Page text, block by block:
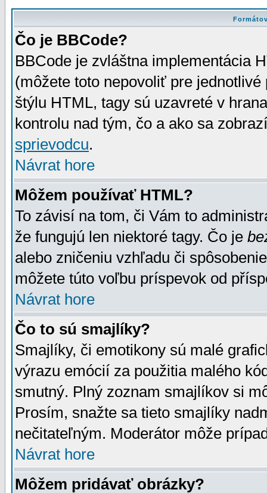
Čo je BBCode?
BBCode je zvláštna implementácia
(môžete toto nepovoliť pre
štýlu HTML, tagy sú uzavreté v
kontrolu nad tým, čo a ako sa
sprievodcu.
Návrat hore
Môžem používať HTML?
To závisí na tom, či Vám to
že fungujú len niektoré tagy. Čo je
alebo zničeniu vzhľadu či
môžete túto voľbu príspevok od
Návrat hore
Čo to sú smajlíky?
Smajlíky, či emotikony sú malé
výrazu emócií za použitia malého
smutný. Plný zoznam smajlíkov si
Prosím, snažte sa tieto smajlíky
nečitateľným. Moderátor môže
Návrat hore
Môžem pridávať obrázky?